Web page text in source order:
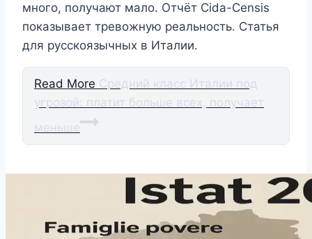
много, получают мало. Отчёт Cida-Censis
показывает тревожную реальность. Статья
для русскоязычных в Италии.
Read More Средний класс Италии под
угрозой: платит больше всех, получает
меньше